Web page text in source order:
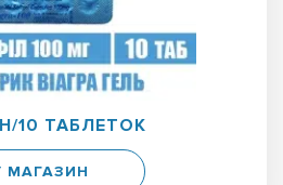
10 ТАБЛЕТОК
МАГАЗИН